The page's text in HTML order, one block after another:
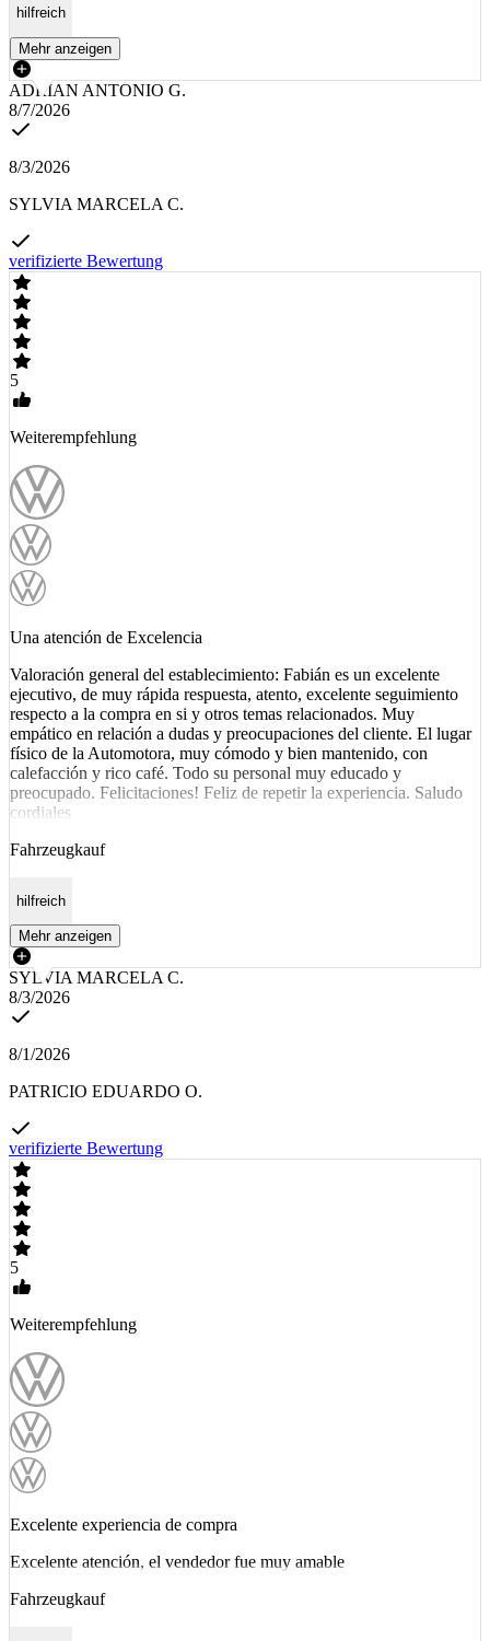
hilfreich
Mehr anzeigen
ADRIAN ANTONIO G.
8/7/2026
8/3/2026
SYLVIA MARCELA C.
verifizierte Bewertung
5
Weiterempfehlung
Una atención de Excelencia
Valoración general del establecimiento: Fabián es un excelente
ejecutivo, de muy rápida respuesta, atento, excelente seguimiento
respecto a la compra en si y otros temas relacionados. Muy
empático en relación a dudas y preocupaciones del cliente. El lugar
físico de la Automotora, muy cómodo y bien mantenido, con
calefacción y rico café. Todo su personal muy educado y
preocupado. Felicitaciones! Feliz de repetir la experiencia. Saludo
cordiales
Fahrzeugkauf
hilfreich
Mehr anzeigen
SYLVIA MARCELA C.
8/3/2026
8/1/2026
PATRICIO EDUARDO O.
verifizierte Bewertung
5
Weiterempfehlung
Excelente experiencia de compra
Excelente atención, el vendedor fue muy amable
Fahrzeugkauf